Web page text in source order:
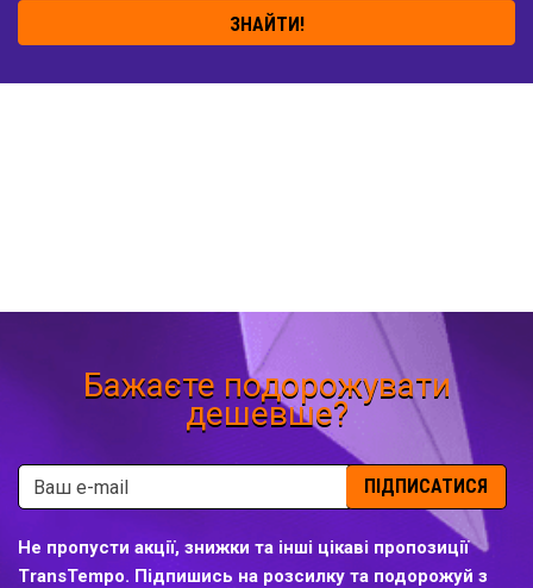
ЗНАЙТИ!
Бажаєте подорожувати
дешевше?
ПІДПИСАТИСЯ
Не пропусти акції, знижки та інші цікаві пропозиції
TransTempo. Підпишись на розсилку та подорожуй з